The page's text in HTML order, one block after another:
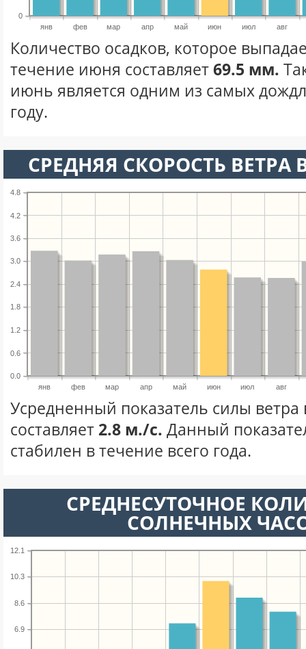
янв фев мар апр май июн июл авг
0
Количество осадков, которое
течение июня составляет69.5 мм.
июнь является одним из самых
году.
СРЕДНЯЯ СКОРОСТЬ
янв фев мар апр май июн июл авг
0.0
0.6
1.2
1.8
2.4
3.0
3.6
4.2
4.8
Усредненный показатель силы
составляет 2.8 м./с. Данный
стабилен в течение всего года.
СРЕДНЕСУТОЧНОЕ
СОЛНЕЧНЫХ
6.9
8.6
10.3
12.1